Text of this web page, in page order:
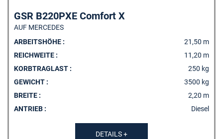
GSR B220PXE Comfort X
AUF MERCEDES
ARBEITSHÖHE :
21,50 m
REICHWEITE :
11,20 m
KORBTRAGLAST :
250 kg
GEWICHT :
3500 kg
BREITE :
2,20 m
ANTRIEB :
Diesel
DETAILS +